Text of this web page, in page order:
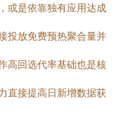
或是依靠独有应用达成
投放免费预热聚合量并
高回选代率基础也是核
直接提高日新增数据获